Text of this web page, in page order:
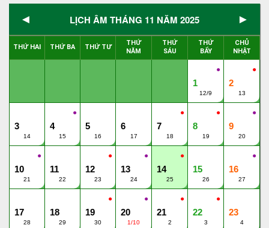
◄ LỊCH ÂM THÁNG 11 NĂM 2025 ►
THỨ HAI THỨ BA THỨ TƯ
THỨ
NĂM
THỨ
SÁU
THỨ
BẨY
CHỦ
NHẬT
●
1
12/9
●
2
13
3
14
●
4
15
5
16
6
17
●
7
18
●
8
19
●
9
20
●
10
21
11
22
●
12
23
●
13
24
●
14
25
15
26
●
16
27
17
28
18
29
●
19
30
●
20
1/10
●
21
2
●
22
3
23
4